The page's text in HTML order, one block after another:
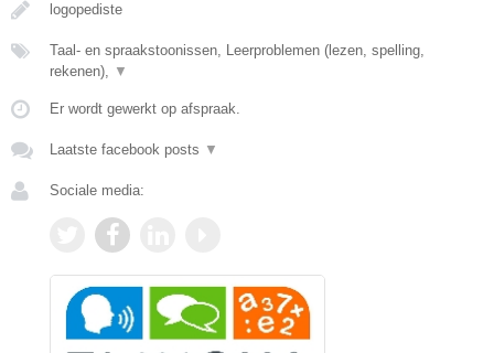
logopediste
Taal- en spraakstoonissen, Leerproblemen (lezen, spelling,
rekenen), ▼
Er wordt gewerkt op afspraak.
Laatste facebook posts ▼
Sociale media: